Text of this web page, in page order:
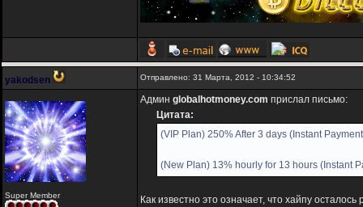
yakodsen Отправлено: 31 Марта, 2012 - 10:34:52
Super Member
Админ globalhotmoney.com прислал письмо:
Цитата:
(VIP Plan) 250% After 3 days (Instant
(New Plan) 13% hourly for 13 hours (Instant
Как известно это означает, что хайпу